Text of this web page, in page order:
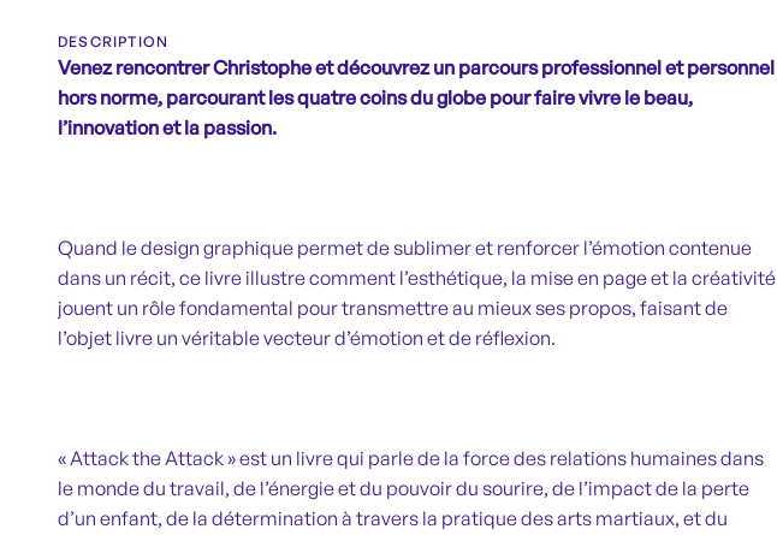
DESCRIPTION
Venez rencontrer Christophe et découvrez un parcours professionnel et personnel
hors norme, parcourant les quatre coins du globe pour faire vivre le beau,
l’innovation et la passion.
Quand le design graphique permet de sublimer et renforcer l’émotion contenue
dans un récit, ce livre illustre comment l’esthétique, la mise en page et la créativité
jouent un rôle fondamental pour transmettre au mieux ses propos, faisant de
l’objet livre un véritable vecteur d’émotion et de réflexion.
« Attack the Attack » est un livre qui parle de la force des relations humaines dans
le monde du travail, de l’énergie et du pouvoir du sourire, de l’impact de la perte
d’un enfant, de la détermination à travers la pratique des arts martiaux, et du